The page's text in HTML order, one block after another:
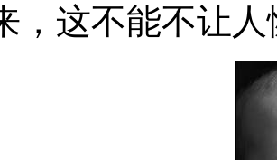
，这不能不让人